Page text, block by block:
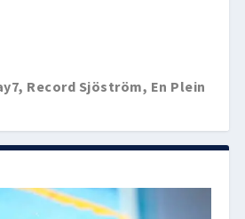
Record Sjöström, En Plein